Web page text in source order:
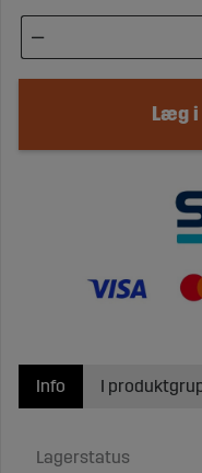
Læg i
Info
Lagerstatus
I